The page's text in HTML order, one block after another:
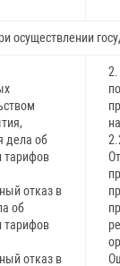
осуществлении
дела об
тарифов
отказ в
об
тарифов
отказ в
2.